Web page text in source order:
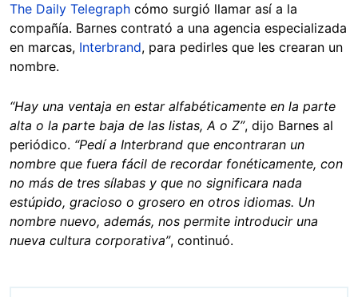
The Daily Telegraph cómo surgió llamar así a la
compañía. Barnes contrató a una agencia especializada
en marcas, Interbrand, para pedirles que les crearan un
nombre.
“Hay una ventaja en estar alfabéticamente en la parte
alta o la parte baja de las listas, A o Z”, dijo Barnes al
periódico. “Pedí a Interbrand que encontraran un
nombre que fuera fácil de recordar fonéticamente, con
no más de tres sílabas y que no significara nada
estúpido, gracioso o grosero en otros idiomas. Un
nombre nuevo, además, nos permite introducir una
nueva cultura corporativa”, continuó.